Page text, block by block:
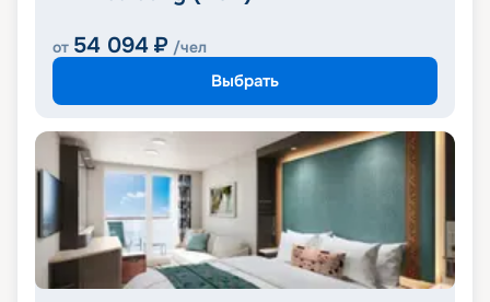
от 54 094 ₽ /чел
Выбрать